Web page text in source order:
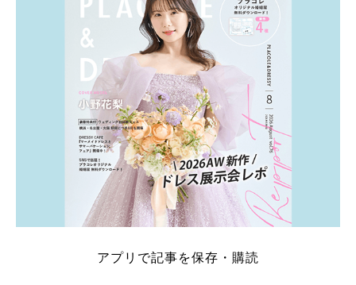
アプリで記事を保存・購読